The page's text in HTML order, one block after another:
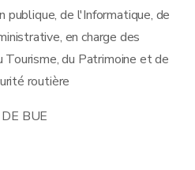
publique, de l'Informatique, de
en charge des
du Patrimoine et de
routière
DE BUE